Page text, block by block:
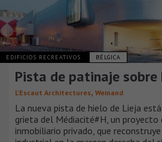
EDIFICIOS RECREATIVOS BÉLGICA
Pista de patinaje sobre
L’Escaut Architectures, Weinand
La nueva pista de hielo de Lieja
grieta del Médiacité#H, un proyecto
inmobiliario privado, que